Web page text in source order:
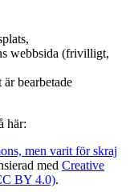
där de visade
och så blev
annat var de
med teman från
det som gjordes
mellan bibliotek
om att man skulle
till barnen, att
”Stärkta bibliotek.
i Göteborg
bibliotek”. Och
webbsida (frivilligt,
bearbetade
här:
men varit för skraj
med Creative
BY 4.0).